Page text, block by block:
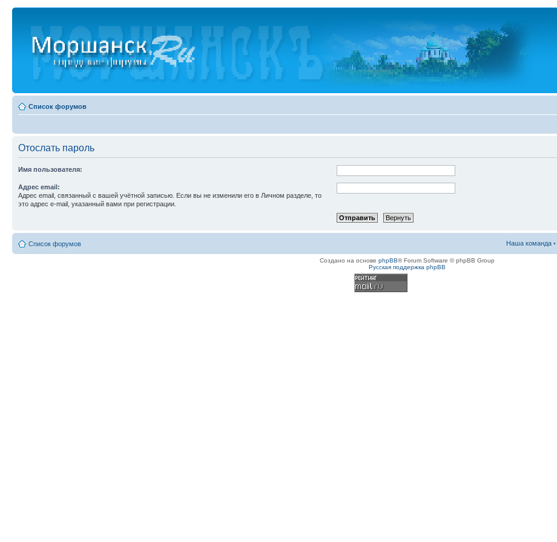
Список форумов
Отослать пароль
Имя пользователя:
Адрес email:
Адрес email, связанный с вашей учётной записью. Если вы не изменили его в Личном разделе, то
это адрес e-mail, указанный вами при регистрации.
Список форумов Наша команда •
Создано на основе phpBB® Forum Software © phpBB Group
Русская поддержка phpBB